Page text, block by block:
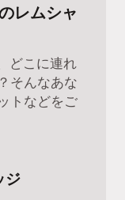
レムシャ
どこに連れ
そんなあな
トなどをご
ジ